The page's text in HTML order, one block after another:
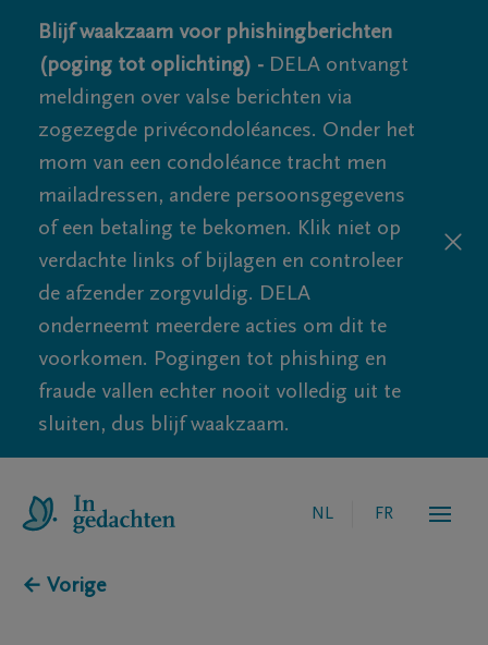
Blijf waakzaam voor phishingberichten
(poging tot oplichting) - DELA ontvangt
meldingen over valse berichten via
zogezegde privécondoléances. Onder het
mom van een condoléance tracht men
mailadressen, andere persoonsgegevens
of een betaling te bekomen. Klik niet op
verdachte links of bijlagen en controleer
de afzender zorgvuldig. DELA
onderneemt meerdere acties om dit te
voorkomen. Pogingen tot phishing en
fraude vallen echter nooit volledig uit te
sluiten, dus blijf waakzaam.
NL FR
← Vorige